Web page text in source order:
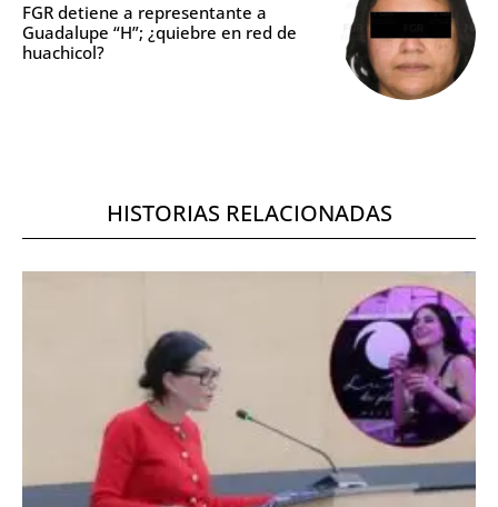
FGR detiene a representante a
Guadalupe “H”; ¿quiebre en red de
huachicol?
HISTORIAS RELACIONADAS